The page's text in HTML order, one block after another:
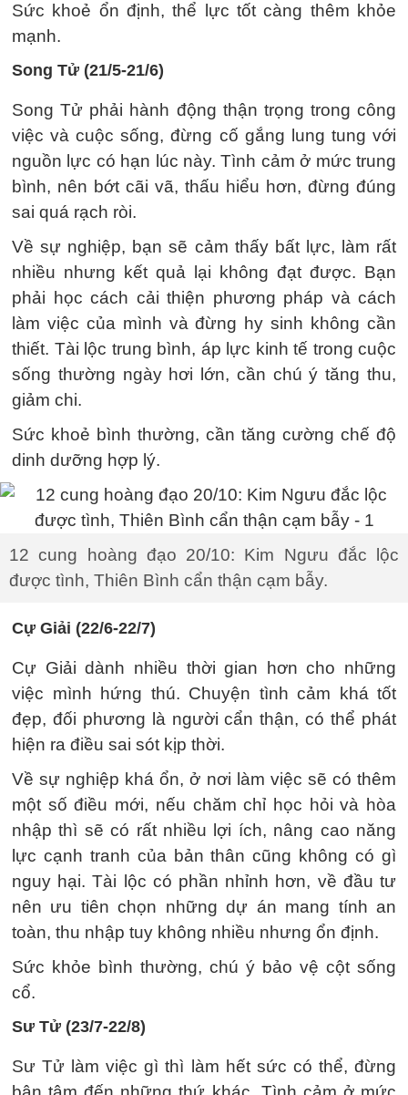
Sức khoẻ ổn định, thể lực tốt càng thêm khỏe
mạnh.
Song Tử (21/5-21/6)
Song Tử phải hành động thận trọng trong công
việc và cuộc sống, đừng cố gắng lung tung với
nguồn lực có hạn lúc này. Tình cảm ở mức trung
bình, nên bớt cãi vã, thấu hiểu hơn, đừng đúng
sai quá rạch ròi.
Về sự nghiệp, bạn sẽ cảm thấy bất lực, làm rất
nhiều nhưng kết quả lại không đạt được. Bạn
phải học cách cải thiện phương pháp và cách
làm việc của mình và đừng hy sinh không cần
thiết. Tài lộc trung bình, áp lực kinh tế trong cuộc
sống thường ngày hơi lớn, cần chú ý tăng thu,
giảm chi.
Sức khoẻ bình thường, cần tăng cường chế độ
dinh dưỡng hợp lý.
12 cung hoàng đạo 20/10: Kim Ngưu đắc lộc
được tình, Thiên Bình cẩn thận cạm bẫy.
Cự Giải (22/6-22/7)
Cự Giải dành nhiều thời gian hơn cho những
việc mình hứng thú. Chuyện tình cảm khá tốt
đẹp, đối phương là người cẩn thận, có thể phát
hiện ra điều sai sót kịp thời.
Về sự nghiệp khá ổn, ở nơi làm việc sẽ có thêm
một số điều mới, nếu chăm chỉ học hỏi và hòa
nhập thì sẽ có rất nhiều lợi ích, nâng cao năng
lực cạnh tranh của bản thân cũng không có gì
nguy hại. Tài lộc có phần nhỉnh hơn, về đầu tư
nên ưu tiên chọn những dự án mang tính an
toàn, thu nhập tuy không nhiều nhưng ổn định.
Sức khỏe bình thường, chú ý bảo vệ cột sống
cổ.
Sư Tử (23/7-22/8)
Sư Tử làm việc gì thì làm hết sức có thể, đừng